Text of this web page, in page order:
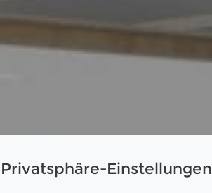
Privatsphäre-Einstellungen